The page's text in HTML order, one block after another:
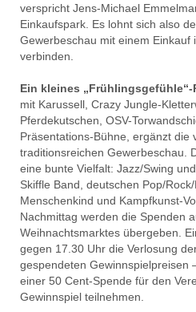
verspricht Jens-Michael
Einkaufspark. Es lohnt sich also
Gewerbeschau mit einem Einkauf
verbinden.
Ein kleines „Frühlingsgefühle“-
mit Karussell, Crazy Jungle-
Pferdekutschen, OSV-
Präsentations-Bühne, ergänzt die
traditionsreichen Gewerbeschau.
eine bunte Vielfalt: Jazz/Swing
Skiffle Band, deutschen Pop/
Menschenkind und Kampfkunst-
Nachmittag werden die Spenden
Weihnachtsmarktes übergeben.
gegen 17.30 Uhr die Verlosung
gespendeten Gewinnspielpreisen
einer 50 Cent-Spende für den
Gewinnspiel teilnehmen.